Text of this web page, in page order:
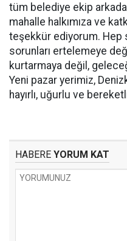
tüm belediye ekip
mahalle halkımıza ve
teşekkür ediyorum. Hep
sorunları ertelemeye
kurtarmaya değil,
Yeni pazar yerimiz,
hayırlı, uğurlu ve
HABERE YORUM KAT